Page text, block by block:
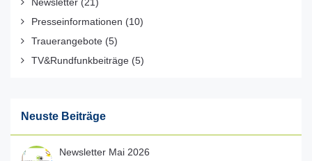
Presseinformationen (10)
Trauerangebote (5)
TV&Rundfunkbeiträge (5)
Neuste Beiträge
Newsletter Mai 2026